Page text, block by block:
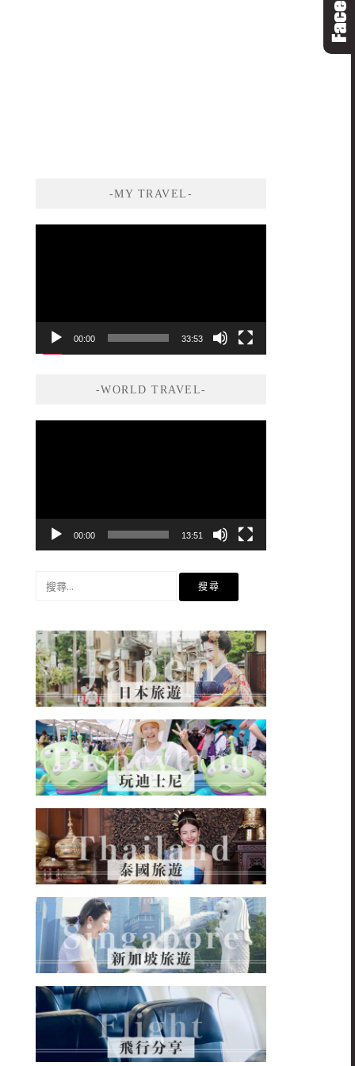
-MY TRAVEL-
00:00 33:53
-WORLD TRAVEL-
00:00 13:51
字: